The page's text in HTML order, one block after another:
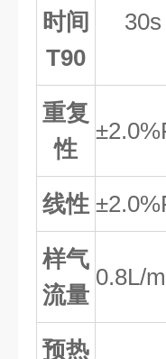
时间
T90
30s
重复
性
±2.0%
线性 ±2.0%
样气
流量
0.8L/
预热